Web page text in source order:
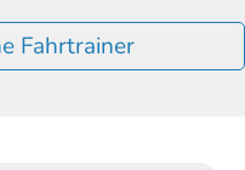
Fahrtrainer